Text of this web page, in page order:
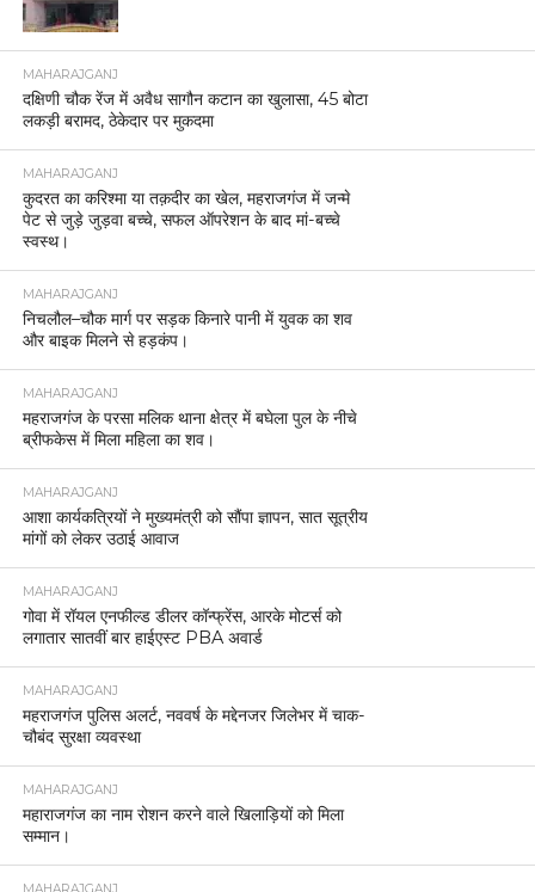
MAHARAJGANJ
दक्षिणी चौक रेंज में अवैध सागौन कटान का खुलासा, 45 बोटा
लकड़ी बरामद, ठेकेदार पर मुकदमा
MAHARAJGANJ
कुदरत का करिश्मा या तक़दीर का खेल, महराजगंज में जन्मे
पेट से जुड़े जुड़वा बच्चे, सफल ऑपरेशन के बाद मां-बच्चे
स्वस्थ।
MAHARAJGANJ
निचलौल–चौक मार्ग पर सड़क किनारे पानी में युवक का शव
और बाइक मिलने से हड़कंप।
MAHARAJGANJ
महराजगंज के परसा मलिक थाना क्षेत्र में बघेला पुल के नीचे
ब्रीफकेस में मिला महिला का शव।
MAHARAJGANJ
आशा कार्यकत्रियों ने मुख्यमंत्री को सौंपा ज्ञापन, सात सूत्रीय
मांगों को लेकर उठाई आवाज
MAHARAJGANJ
गोवा में रॉयल एनफील्ड डीलर कॉन्फ्रेंस, आरके मोटर्स को
लगातार सातवीं बार हाईएस्ट PBA अवार्ड
MAHARAJGANJ
महराजगंज पुलिस अलर्ट, नववर्ष के मद्देनजर जिलेभर में चाक-
चौबंद सुरक्षा व्यवस्था
MAHARAJGANJ
महाराजगंज का नाम रोशन करने वाले खिलाड़ियों को मिला
सम्मान।